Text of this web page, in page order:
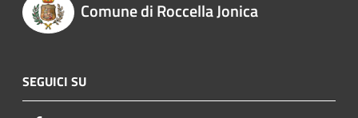
Comune di Roccella Jonica
SEGUICI SU